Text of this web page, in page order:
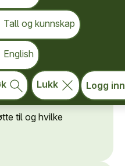
Tall og kunnskap
English
Lukk Logg inn
Datoer for utbetaling
til og hvilke